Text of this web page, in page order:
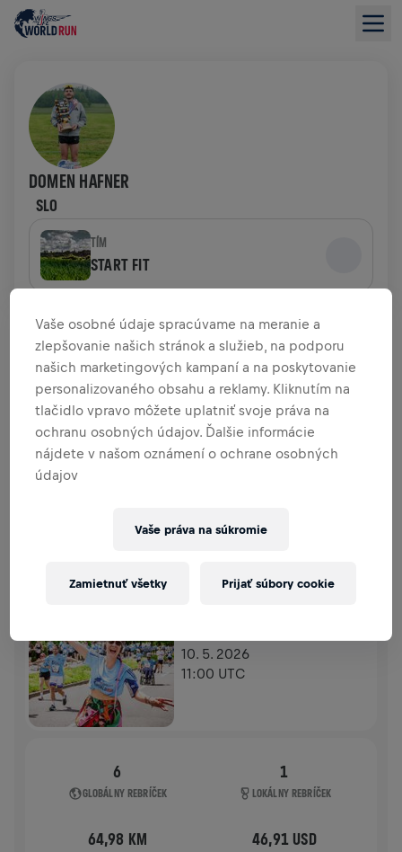
DOMEN HAFNER
SLO
TÍM
START FIT
PREHĽAD FUNDRAISINGU
0,00 USD VYZBIERANÉ Z 0,00 USD CIEĽA
PRÍSPEVKY PRISPIEŤ
Prispej k zmene! 100 % z tvojho príspevku putuje
priamo na výskum poranení miechy.
10. 5. 2026
11:00 UTC
6
GLOBÁLNY REBRÍČEK
1
LOKÁLNY REBRÍČEK
64,98 KM 46,91 USD
Vaše osobné údaje spracúvame na meranie a
zlepšovanie našich stránok a služieb, na podporu
našich marketingových kampaní a na poskytovanie
personalizovaného obsahu a reklamy. Kliknutím na
tlačidlo vpravo môžete uplatniť svoje práva na
ochranu osobných údajov. Ďalšie informácie
nájdete v našom oznámení o ochrane osobných
údajov
Vaše práva na súkromie
Zamietnuť všetky Prijať súbory cookie